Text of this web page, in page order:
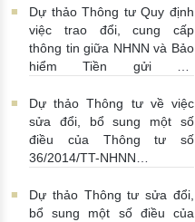
Dự thảo Thông tư Quy định
việc trao đổi, cung cấp
thông tin giữa NHNN và Bảo
hiểm Tiền gửi VN
Dự thảo Thông tư về việc
sửa đổi, bổ sung một số
điều của Thông tư số
36/2014/TT-NHNN
Dự thảo Thông tư sửa đổi,
bổ sung một số điều của